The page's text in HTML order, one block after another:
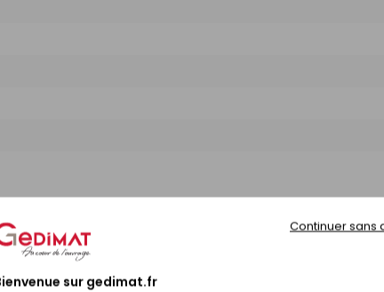
sur gedimat.fr
Continuer sans